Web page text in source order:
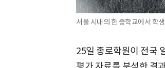
서울 시내의 한 중학교에서 학
25일 종로학원이 전국